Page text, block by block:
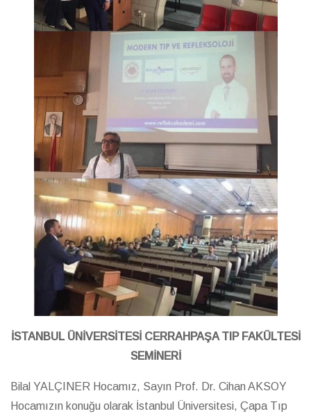
İSTANBUL ÜNİVERSİTESİ CERRAHPAŞA TIP FAKÜLTESİ
SEMİNERİ
Bilal YALÇINER Hocamız, Sayın Prof. Dr. Cihan AKSOY
Hocamızın konuğu olarak İstanbul Üniversitesi, Çapa Tıp